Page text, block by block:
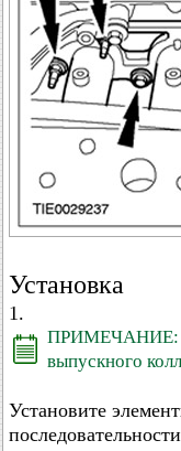
Установка
1.
ПРИМЕЧАНИЕ:
выпускного
Установите